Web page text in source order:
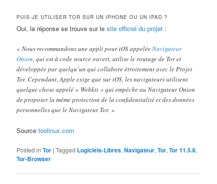
PUIS-JE UTILISER TOR SUR UN IPHONE OU UN IPAD ?
Oui, la réponse se trouve sur lesite officiel du projet :
« Nous recommandons une appli pour iOS appeléeNavigateur
Onion, qui est à code source ouvert, utilise le routage de Tor et
développée par quelqu’un qui collabore étroitement avec le Projet
Tor. Cependant, Apple exige que sur iOS, les navigateurs utilisent
quelque chose appelé « Webkit » qui empêche au Navigateur Onion
de proposer la même protection de la confidentialité et des données
personnelles que le Navigateur Tor. »
Sourcetoolinux.com
Posted in Tor |Tagged Logiciels-Libres,Navigateur,Tor,Tor 11.5.6,
Tor-Browser